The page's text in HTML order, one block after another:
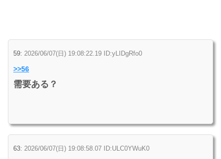
59: 2026/06/07(日) 19:08:22.19 ID:yLIDgRfo0
>>56
需要ある？
63: 2026/06/07(日) 19:08:58.07 ID:ULC0YWuK0